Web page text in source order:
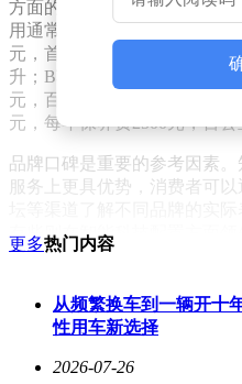
方面的差异显著，例如豪华
用通常高于普通品牌。以下
元，首年保险费5000元，每
升；B车型售价20万元，首年
元，百公里油耗6升；C车型
元，每年保养费2500元，百
品牌口碑是重要的参考因素
服务上更具优势，消费者可
有些则在智能科技配置方面领
能赢得市场认可。
实际试驾是验证决策的关键
断车辆是否符合个人需求。
敏、刹车系统是否可靠、座
观感受往往比参数数据更能
更多热门内容
从频繁换车到一辆开十
性用车新选择
2026-07-26